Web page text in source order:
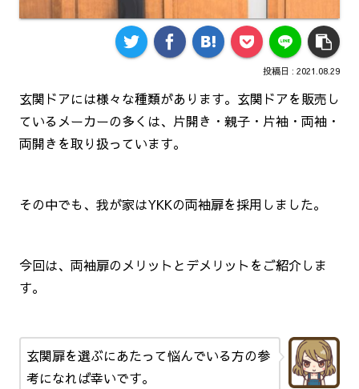
2021.08.29
玄関ドアには様々な種類があります。玄関ドアを販売し
ているメーカーの多くは、片開き・親子・片袖・両袖・
両開きを取り扱っています。
その中でも、我が家はYKKの両袖扉を採用しました。
今回は、両袖扉のメリットとデメリットをご紹介しま
す。
玄関扉を選ぶにあたって悩んでいる方の参
考になれば幸いです。